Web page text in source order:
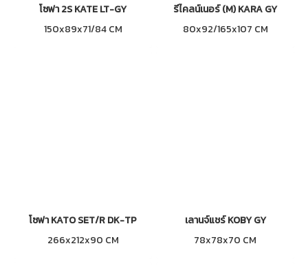
โซฟา 2S KATE LT-GY
150x89x71/84 CM
รีไคลน์เนอร์ (M) KARA GY
80x92/165x107 CM
โซฟา KATO SET/R DK-TP
266x212x90 CM
เลานจ์แชร์ KOBY GY
78x78x70 CM